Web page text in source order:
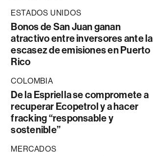
ESTADOS UNIDOS
Bonos de San Juan ganan
atractivo entre inversores ante la
escasez de emisiones en Puerto
Rico
COLOMBIA
De la Espriella se compromete a
recuperar Ecopetrol y a hacer
fracking “responsable y
sostenible”
MERCADOS